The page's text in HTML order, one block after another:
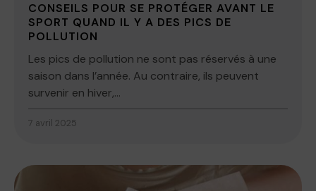
CONSEILS POUR SE PROTÉGER AVANT LE
SPORT QUAND IL Y A DES PICS DE
POLLUTION
Les pics de pollution ne sont pas réservés à une
saison dans l’année. Au contraire, ils peuvent
survenir en hiver,...
7 avril 2025